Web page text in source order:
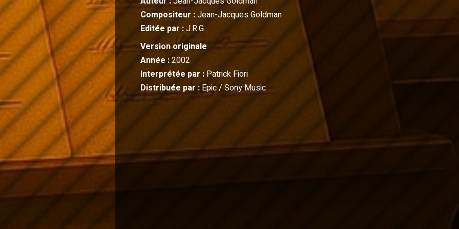
Compositeur :Jean-Jacques Goldman
Editée par :J.R.G.
Version originale
Année :2002
Interprétée par : Patrick Fiori
Distribuée par : Epic / Sony Music